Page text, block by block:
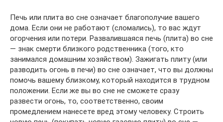
Печь или плита во сне означает благополучие вашего
дома. Если они не работают (сломались), то вас ждут
огорчения или потери. Развалившаяся печь (плита) во сне
— знак смерти близкого родственника (того, кто
занимался домашним хозяйством). Зажигать плиту (или
разводить огонь в печи) во сне означает, что вы должны
помочь вашему близкому, который находится в трудном
положении. Если же вы во сне не сможете сразу
развести огонь, то, соответственно, своим
промедлением нанесете вред этому человеку. Строить